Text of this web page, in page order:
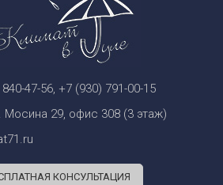
47-56 +7 (930) 791-00-15
Мосина 29, офис 308 (3 этаж)
КОНСУЛЬТАЦИЯ